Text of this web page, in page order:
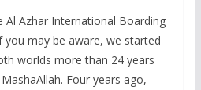
Al Azhar International Boarding
you may be aware, we started
worlds more than 24 years
Four years ago,